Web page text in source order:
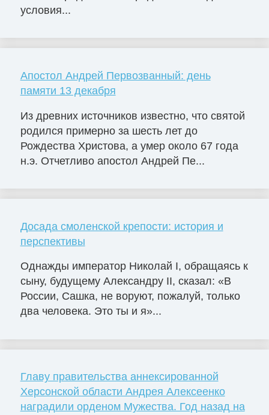
условия...
Апостол Андрей Первозванный: день
памяти 13 декабря
Из древних источников известно, что святой
родился примерно за шесть лет до
Рождества Христова, а умер около 67 года
н.э. Отчетливо апостол Андрей Пе...
Досада смоленской крепости: история и
перспективы
Однажды император Николай I, обращаясь к
сыну, будущему Александру II, сказал: «В
России, Сашка, не воруют, пожалуй, только
два человека. Это ты и я»...
Главу правительства аннексированной
Херсонской области Андрея Алексеенко
наградили орденом Мужества. Год назад на